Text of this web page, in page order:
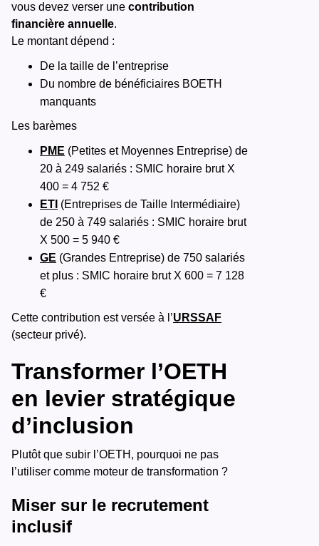
vous devez verser une contribution
financière annuelle.
Le montant dépend :
De la taille de l’entreprise
Du nombre de bénéficiaires BOETH
manquants
Les barèmes
PME (Petites et Moyennes Entreprise) de
20 à 249 salariés : SMIC horaire brut X
400 = 4 752 €
ETI (Entreprises de Taille Intermédiaire)
de 250 à 749 salariés : SMIC horaire brut
X 500 = 5 940 €
GE (Grandes Entreprise) de 750 salariés
et plus : SMIC horaire brut X 600 = 7 128
€
Cette contribution est versée à l’URSSAF
(secteur privé).
Transformer l’OETH
en levier stratégique
d’inclusion
Plutôt que subir l’OETH, pourquoi ne pas
l’utiliser comme moteur de transformation ?
Miser sur le recrutement
inclusif